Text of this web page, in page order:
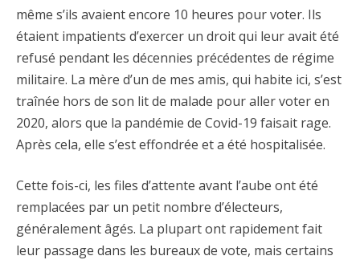
même s’ils avaient encore 10 heures pour voter. Ils
étaient impatients d’exercer un droit qui leur avait été
refusé pendant les décennies précédentes de régime
militaire. La mère d’un de mes amis, qui habite ici, s’est
traînée hors de son lit de malade pour aller voter en
2020, alors que la pandémie de Covid-19 faisait rage.
Après cela, elle s’est effondrée et a été hospitalisée.
Cette fois-ci, les files d’attente avant l’aube ont été
remplacées par un petit nombre d’électeurs,
généralement âgés. La plupart ont rapidement fait
leur passage dans les bureaux de vote, mais certains